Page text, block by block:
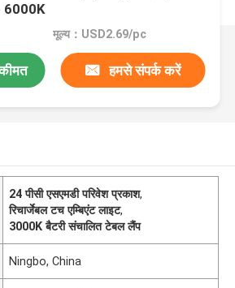
6000K
मूल्य：USD2.69/pc
हमसे संपर्क करें
24 पीसी एसएमडी परिवेश प्रकाश,
रिचार्जेबल टच एम्बिएंट लाइट,
3000K बैटरी संचालित टेबल लैंप
Ningbo, China